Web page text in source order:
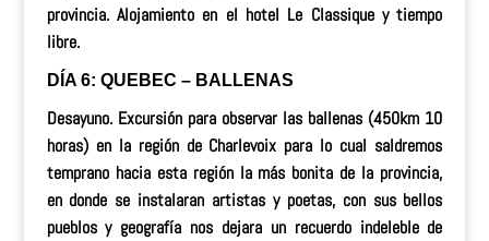
provincia. Alojamiento en el hotel Le Classique y tiempo
libre.
DÍA 6: QUEBEC – BALLENAS
Desayuno. Excursión para observar las ballenas (450km 10
horas)en la región de Charlevoix para lo cual saldremos
temprano hacia esta región la más bonita de la provincia,
en donde se instalaran artistas y poetas, con sus bellos
pueblos y geografía nos dejara un recuerdo indeleble de